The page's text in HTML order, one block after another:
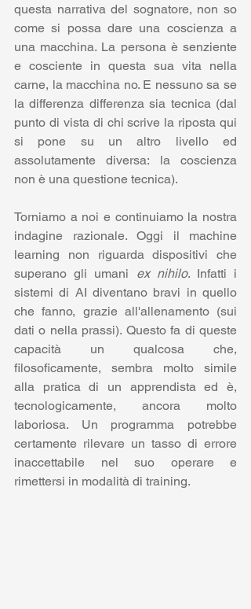
questa narrativa del sognatore, non so
come si possa dare una coscienza a
una macchina. La persona è senziente
e cosciente in questa sua vita nella
carne, la macchina no. E nessuno sa se
la differenza differenza sia tecnica (dal
punto di vista di chi scrive la riposta qui
si pone su un altro livello ed
assolutamente diversa: la coscienza
non è una questione tecnica).
Torniamo a noi e continuiamo la nostra
indagine razionale. Oggi il machine
learning non riguarda dispositivi che
superano gli umani ex nihilo. Infatti i
sistemi di AI diventano bravi in quello
che fanno, grazie all'allenamento (sui
dati o nella prassi). Questo fa di queste
capacità un qualcosa che,
filosoficamente, sembra molto simile
alla pratica di un apprendista ed è,
tecnologicamente, ancora molto
laboriosa. Un programma potrebbe
certamente rilevare un tasso di errore
inaccettabile nel suo operare e
rimettersi in modalità di training.